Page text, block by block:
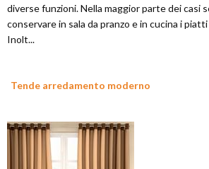
diverse funzioni. Nella maggior parte dei casi
conservare in sala da pranzo e in cucina i
Inolt...
Tende arredamento moderno